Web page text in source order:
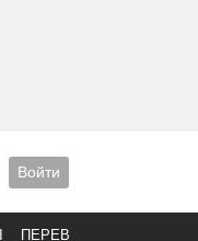
Войти
ПЕРЕВОДЫ